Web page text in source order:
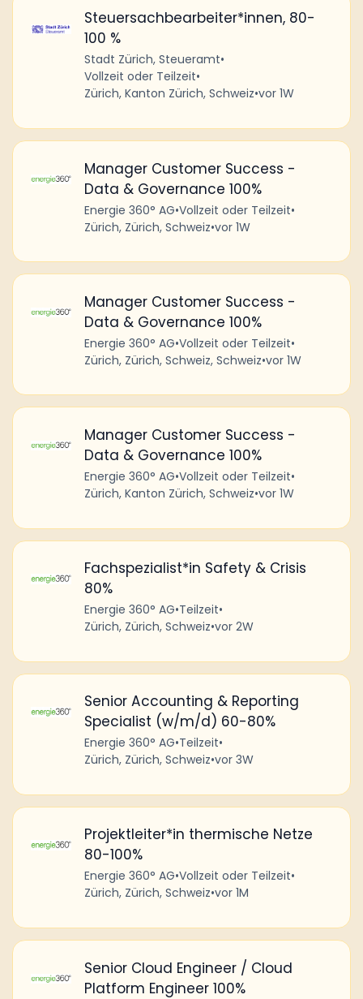
Steuersachbearbeiter*innen, 80-
100 %
Stadt Zürich, Steueramt•
Vollzeit oder Teilzeit•
Zürich, Kanton Zürich, Schweiz•vor 1W
Manager Customer Success -
Data & Governance 100%
Energie 360° AG•Vollzeit oder Teilzeit•
Zürich, Zürich, Schweiz•vor 1W
Manager Customer Success -
Data & Governance 100%
Energie 360° AG•Vollzeit oder Teilzeit•
Zürich, Zürich, Schweiz, Schweiz•vor 1W
Manager Customer Success -
Data & Governance 100%
Energie 360° AG•Vollzeit oder Teilzeit•
Zürich, Kanton Zürich, Schweiz•vor 1W
Fachspezialist*in Safety & Crisis
80%
Energie 360° AG•Teilzeit•
Zürich, Zürich, Schweiz•vor 2W
Senior Accounting & Reporting
Specialist (w/m/d) 60-80%
Energie 360° AG•Teilzeit•
Zürich, Zürich, Schweiz•vor 3W
Projektleiter*in thermische Netze
80-100%
Energie 360° AG•Vollzeit oder Teilzeit•
Zürich, Zürich, Schweiz•vor 1M
Senior Cloud Engineer / Cloud
Platform Engineer 100%